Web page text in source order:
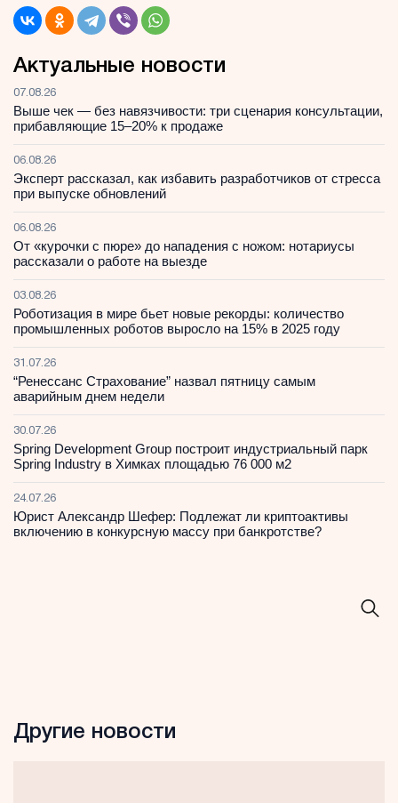
Актуальные новости
07.08.26
Выше чек — без навязчивости: три сценария консультации,
прибавляющие 15–20% к продаже
06.08.26
Эксперт рассказал, как избавить разработчиков от стресса
при выпуске обновлений
06.08.26
От «курочки с пюре» до нападения с ножом: нотариусы
рассказали о работе на выезде
03.08.26
Роботизация в мире бьет новые рекорды: количество
промышленных роботов выросло на 15% в 2025 году
31.07.26
“Ренессанс Страхование” назвал пятницу самым
аварийным днем недели
30.07.26
Spring Development Group построит индустриальный парк
Spring Industry в Химках площадью 76 000 м2
24.07.26
Юрист Александр Шефер: Подлежат ли криптоактивы
включению в конкурсную массу при банкротстве?
Другие новости